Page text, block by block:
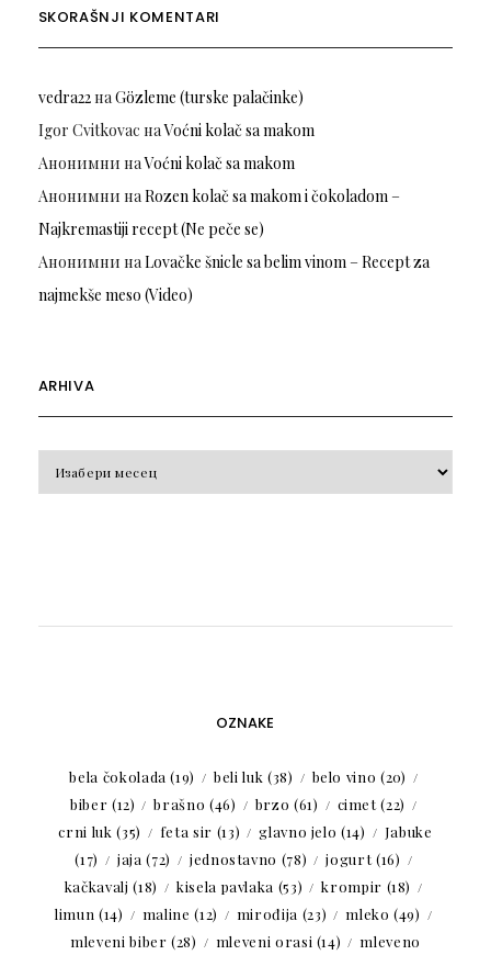
SKORAŠNJI KOMENTARI
vedra22наGözleme (turske palačinke)
Igor Cvitkovac наVoćni kolač sa makom
Анонимни наVoćni kolač sa makom
Анонимни наRozen kolač sa makom i čokoladom –
Najkremastiji recept (Ne peče se)
Анонимни наLovačke šnicle sa belim vinom – Recept za
najmekše meso (Video)
ARHIVA
OZNAKE
bela čokolada (19) beli luk (38) belo vino (20)
biber (12) brašno (46) brzo (61) cimet(22)
crni luk (35) feta sir (13) glavno jelo (14)
Jabuke
(17)
jaja (72) jednostavno (78) jogurt(16)
kačkavalj (18) kisela pavlaka (53) krompir (18)
limun (14) maline (12) mirođija (23) mleko (49)
mleveni biber (28) mleveni orasi (14) mleveno